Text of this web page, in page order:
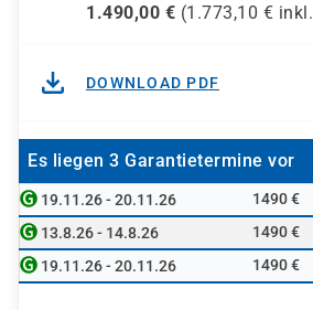
1.490,00 € (1.773,10 € inkl.
DOWNLOAD PDF
Es liegen 3 Garantietermine vor
19.11.26 - 20.11.26 1490 €
13.8.26 - 14.8.26 1490 €
19.11.26 - 20.11.26 1490 €